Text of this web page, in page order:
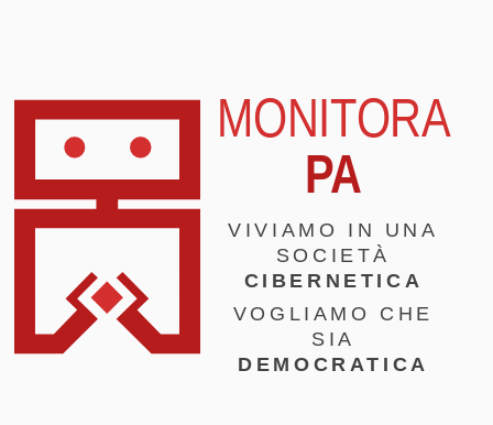
MONITORA
PA
VIVIAMO IN UNA
SOCIETÀ
CIBERNETICA
VOGLIAMO CHE
SIA
DEMOCRATICA